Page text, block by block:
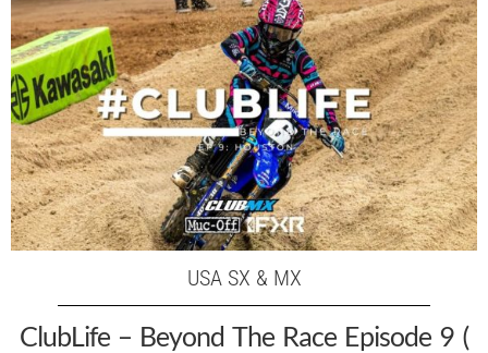
USA SX & MX
ClubLife – Beyond The Race Episode 9 (